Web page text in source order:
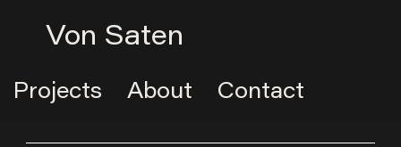
Von Saten
Projects About Contact